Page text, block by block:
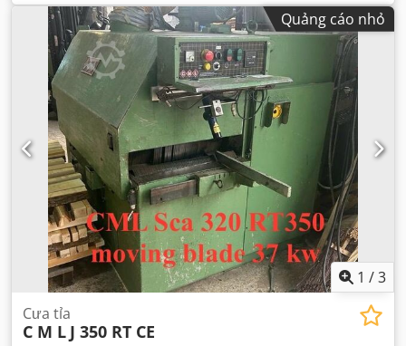
Quảng cáo nhỏ
1 /3
Cưa tỉa
C M L J 350 RT CE